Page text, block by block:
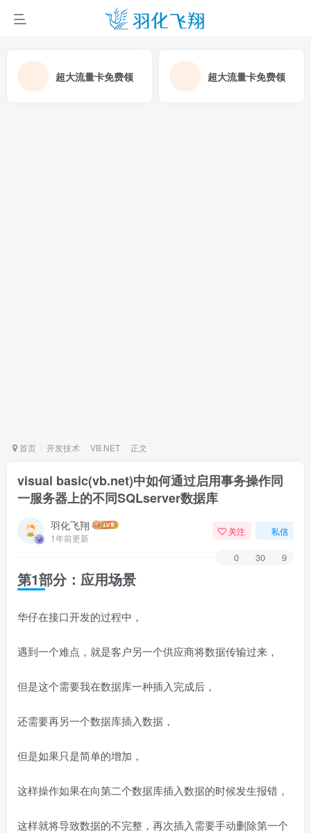
超大流量卡免费领 超大流量卡免费领
首页 开发技术 VB.NET 正文
visual basic(vb.net)中如何通过启用事务操作同
一服务器上的不同SQLserver数据库
羽化飞翔
1年前更新
关注 私信
0 30 9
第1部分：应用场景
华仔在接口开发的过程中，
遇到一个难点，就是客户另一个供应商将数据传输过来，
但是这个需要我在数据库一种插入完成后，
还需要再另一个数据库插入数据，
但是如果只是简单的增加，
这样操作如果在向第二个数据库插入数据的时候发生报错，
这样就将导致数据的不完整，再次插入需要手动删除第一个